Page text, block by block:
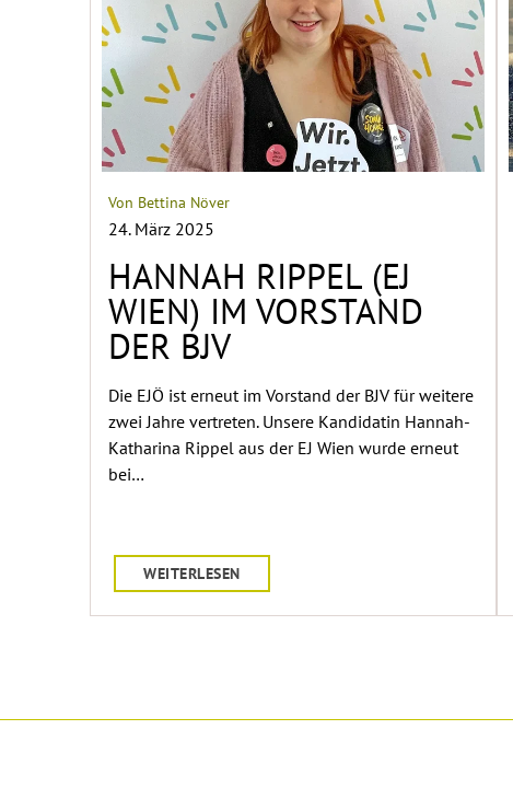
Von Bettina Növer
24. März 2025
HANNAH RIPPEL (EJ
WIEN) IM VORSTAND
DER BJV
Die EJÖ ist erneut im Vorstand der BJV für weitere
zwei Jahre vertreten. Unsere Kandidatin Hannah-
Katharina Rippel aus der EJ Wien wurde erneut
bei…
WEITERLESEN